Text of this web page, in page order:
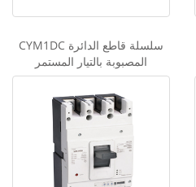
CYM1DC سلسلة قاطع الدائرة
المصبوبة بالتيار المستمر